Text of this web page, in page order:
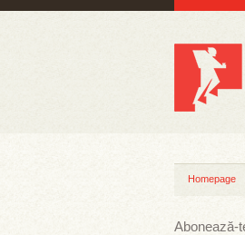
Homepage
Abonează-